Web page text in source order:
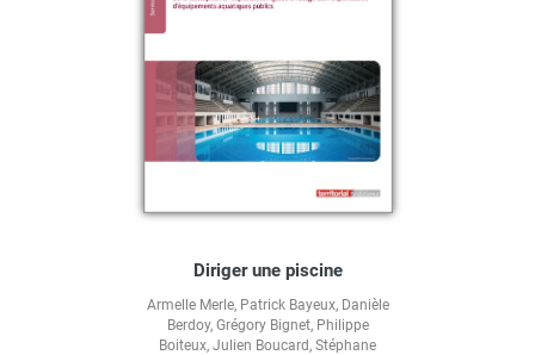
Diriger une piscine
Armelle Merle, Patrick Bayeux, Danièle
Berdoy, Grégory Bignet, Philippe
Boiteux, Julien Boucard, Stéphane